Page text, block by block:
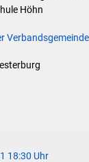
Förderungen
Feuerwehr
Allgemeine
Höhn
18:30 Uhr